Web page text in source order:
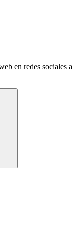
en redes sociales a